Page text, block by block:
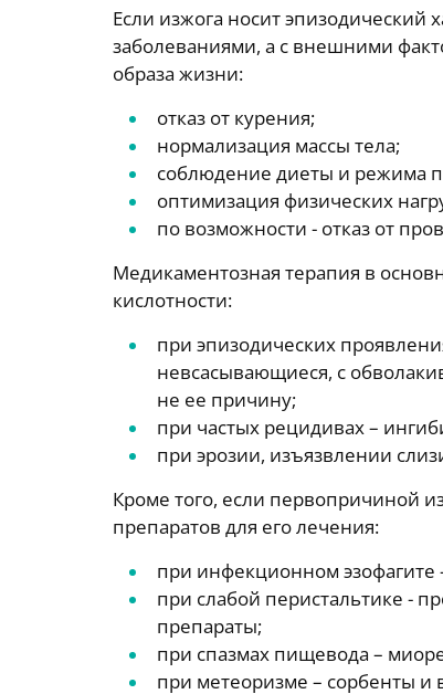
Если изжога носит
заболеваниями, а с внешними
образа жизни:
отказ от курения;
нормализация массы тела;
соблюдение диеты и режима
оптимизация физических
по возможности - отказ от
Медикаментозная терапия в
кислотности:
при эпизодических
невсасывающиеся, с
не ее причину;
при частых рецидивах –
при эрозии, изъязвлении
Кроме того, если первопричиной
препаратов для его лечения:
при инфекционном
при слабой перистальтике -
препараты;
при спазмах пищевода –
при метеоризме – сорбенты и